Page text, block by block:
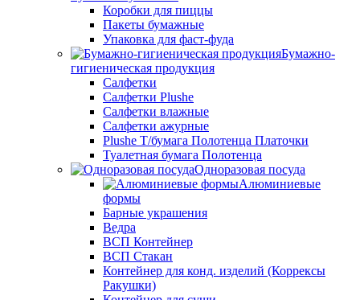
Коробки для пиццы
Пакеты бумажные
Упаковка для фаст-фуда
Бумажно-
гигиеническая продукция
Салфетки
Салфетки Plushe
Салфетки влажные
Салфетки ажурные
Plushe Т/бумага Полотенца Платочки
Туалетная бумага Полотенца
Одноразовая посуда
Алюминиевые
формы
Барные украшения
Ведра
ВСП Контейнер
ВСП Стакан
Контейнер для конд. изделий (Коррексы
Ракушки)